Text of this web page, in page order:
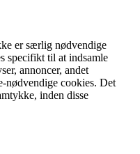
er særlig nødvendige
specifikt til at indsamle
annoncer, andet
nødvendige cookies. Det
inden disse